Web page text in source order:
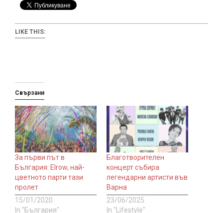
LIKE THIS:
Свързани
За първи път в
България: Elrow, най-
цветното парти тази
пролет
15/01/2020
In "България"
Благотворителен
концерт събира
легендарни артисти във
Варна
23/06/2025
In "Lifestyle"